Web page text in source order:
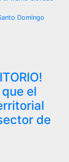
Domingo
el
de